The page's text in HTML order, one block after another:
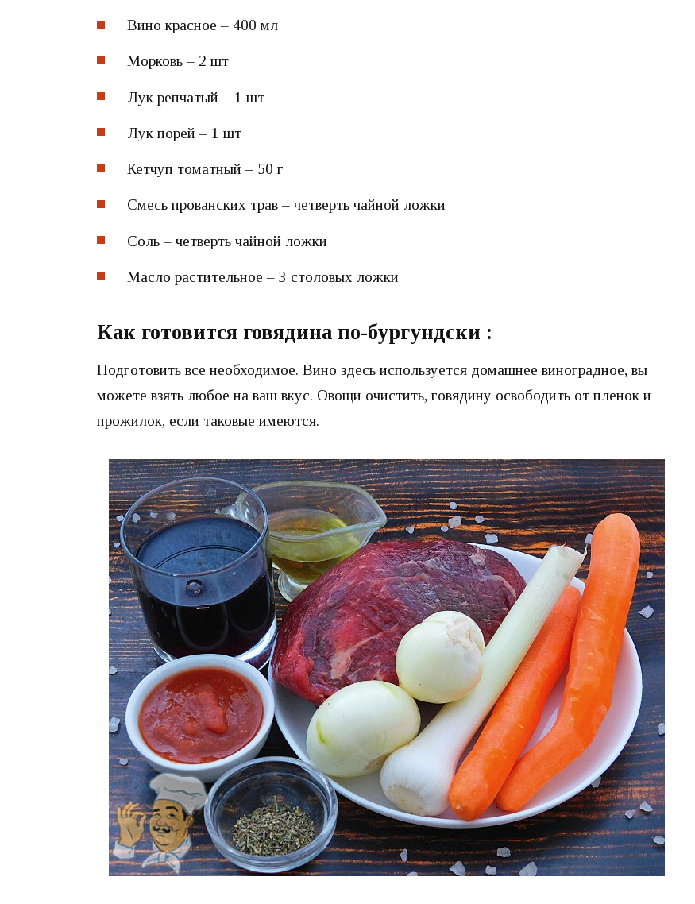
Вино красное – 400 мл
Морковь – 2 шт
Лук репчатый – 1 шт
Лук порей – 1 шт
Кетчуп томатный – 50 г
Смесь прованских трав – четверть чайной ложки
Соль – четверть чайной ложки
Масло растительное – 3 столовых ложки
Как готовится говядина по-бургундски :
Подготовить все необходимое. Вино здесь используется домашнее виноградное, вы
можете взять любое на ваш вкус. Овощи очистить, говядину освободить от пленок и
прожилок, если таковые имеются.